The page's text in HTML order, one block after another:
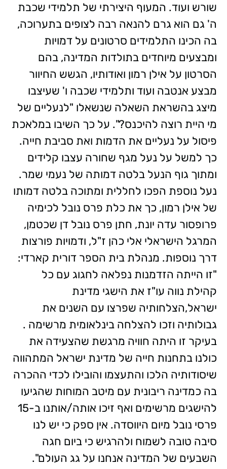
שורש ועוד. המעוף היצירתי של תלמידי שכבת
ה' גם הוא גרם להנאה רבה לצופים בתערוכה,
בה הכינו התלמידים סרטונים על דמויות
ומבצעים מיוחדים בתולדות המדינה, בהם
הסרטון על אילן רמון ואודותיו, הגשש החיוור
מבצע אנטבה ועוד ותלמידי שכבה ו' שעיצבו
מיצג בהשראת השאלה שנשאלו "לנעליים של
מי היית רוצה להיכנס?". על כך השיבו במלאכת
פיסול על נעליים את הדמות ואת סביבת חייה.
כך למשל על נעל מגף שחורה עצבו קלידים
ומתוך גוף הנעל בלטה דמותה של נעמי שמר.
נעל נוספת הפכו לחללית ומתוכה בלטה דמותו
של אילן רמון, כך את כלת פרס נובל לכימיה
פרופסור עדה יונת, חתן פרס נובל דן שכטמן,
המרגל הישראלי אלי כהן ז"ל, ודמויות פורצות
דרך נוספות. מנהלת בית הספר דורית קארדי:
"זו הייתה הזדמנות נפלאה לחגוג עם כל
קהילת נווה עו"ז את הישגי מדינת
ישראל,הצלחותיה שפרצו עם השנים את
גבולותיה וזכו להצלחה בינלאומית מרשימה .
בעיקר זו היתה חוויה מרגשת שהצעידה את
כולנו בתחנות חייה של מדינת ישראל המתהווה
שיסודותיה הלכו והתעצמו והובילו לכדי ההכרה
בה כמדינה ריבונית עם מיטב המוחות שהגיעו
להישגים מרשימים ואף זיכו אותה/אותנו ב-15
פרסי נובל מיום היווסדה. אין ספק כי יש לנו
סיבה טובה לשמוח ולהרגיש כי ביום חגה
השבעים של המדינה אנחנו על גג העולם".